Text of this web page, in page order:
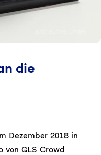
die
Dezember 2018 in
von GLS Crowd